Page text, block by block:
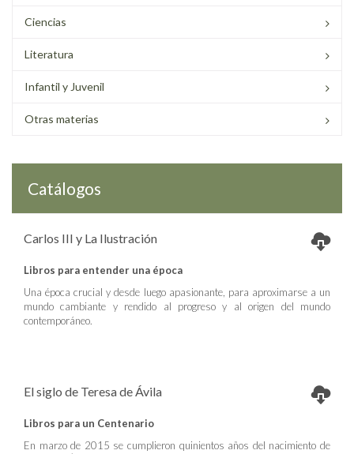
Ciencias
Literatura
Infantil y Juvenil
Otras materias
Catálogos
Carlos III y La Ilustración
Libros para entender una época
Una época crucial y desde luego apasionante, para aproximarse a un
mundo cambiante y rendido al progreso y al origen del mundo
contemporáneo.
El siglo de Teresa de Ávila
Libros para un Centenario
En marzo de 2015 se cumplieron quinientos años del nacimiento de